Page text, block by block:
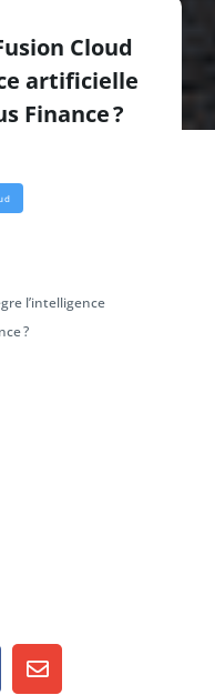
Cloud
artificielle
Finance ?
l’intelligence
?
